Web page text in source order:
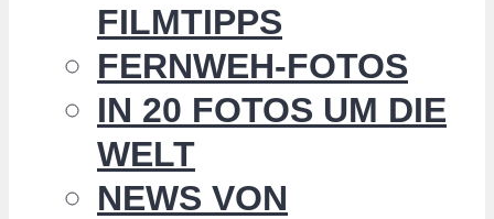
FILMTIPPS
FERNWEH-FOTOS
IN 20 FOTOS UM DIE
WELT
NEWS VON